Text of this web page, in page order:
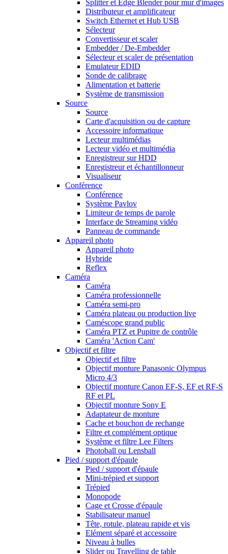
Splitter et Edge Blender pour mur d'images
Distributeur et amplificateur
Switch Ethernet et Hub USB
Sélecteur
Convertisseur et scaler
Embedder / De-Embedder
Sélecteur et scaler de présentation
Emulateur EDID
Sonde de calibrage
Alimentation et batterie
Système de transmission
Source
Source
Carte d'acquisition ou de capture
Accessoire informatique
Lecteur multimédias
Lecteur vidéo et multimédia
Enregistreur sur HDD
Enregistreur et échantillonneur
Visualiseur
Conférence
Conférence
Système Pavlov
Limiteur de temps de parole
Interface de Streaming vidéo
Panneau de commande
Appareil photo
Appareil photo
Hybride
Reflex
Caméra
Caméra
Caméra professionnelle
Caméra semi-pro
Caméra plateau ou production live
Caméscope grand public
Caméra PTZ et Pupitre de contrôle
Caméra 'Action Cam'
Objectif et filtre
Objectif et filtre
Objectif monture Panasonic Olympus
Micro 4/3
Objectif monture Canon EF-S, EF et RF-S
RF et PL
Objectif monture Sony E
Adaptateur de monture
Cache et bouchon de rechange
Filtre et complément optique
Système et filtre Lee Filters
Photoball ou Lensball
Pied / support d'épaule
Pied / support d'épaule
Mini-trépied et support
Trépied
Monopode
Cage et Crosse d'épaule
Stabilisateur manuel
Tête, rotule, plateau rapide et vis
Elément séparé et accessoire
Niveau à bulles
Slider ou Travelling de table